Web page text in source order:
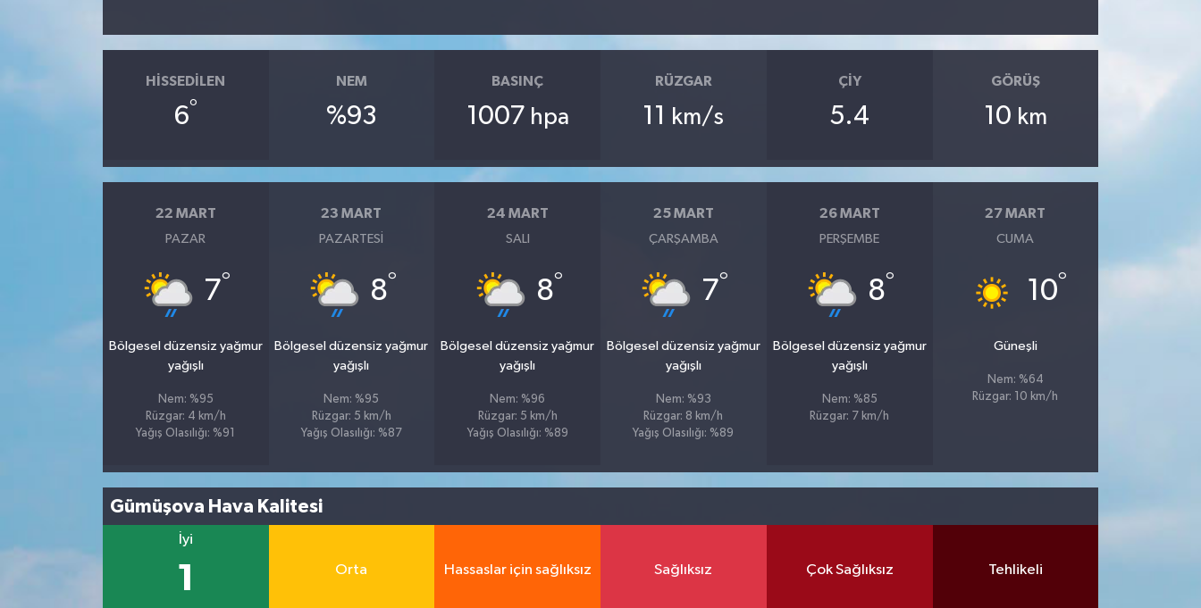
HISSEDILEN
6°
NEM
%93
BASINÇ
1007 hpa
RÜZGAR
11 km/s
ÇIY
5.4
GÖRÜŞ
10 km
22 MART
PAZAR
7°
Bölgesel düzensiz yağmur
yağışlı
Nem: %95
Rüzgar: 4 km/h
Yağış Olasılığı: %91
23 MART
PAZARTESI
8°
Bölgesel düzensiz yağmur
yağışlı
Nem: %95
Rüzgar: 5 km/h
Yağış Olasılığı: %87
24 MART
SALI
8°
Bölgesel düzensiz yağmur
yağışlı
Nem: %96
Rüzgar: 5 km/h
Yağış Olasılığı: %89
25 MART
ÇARŞAMBA
7°
Bölgesel düzensiz yağmur
yağışlı
Nem: %93
Rüzgar: 8 km/h
Yağış Olasılığı: %89
26 MART
PERŞEMBE
8°
Bölgesel düzensiz yağmur
yağışlı
Nem: %85
Rüzgar: 7 km/h
27 MART
CUMA
10°
Güneşli
Nem: %64
Rüzgar: 10 km/h
Gümüşova Hava Kalitesi
İyi
1 Orta Hassaslar için sağlıksız Sağlıksız Çok Sağlıksız Tehlikeli